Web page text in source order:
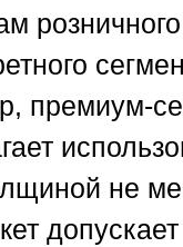
премиум-
не